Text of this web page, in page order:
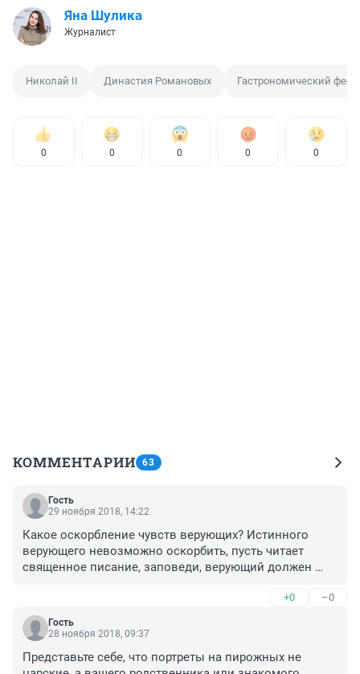
Яна Шулика
Журналист
Николай II Династия Романовых Гастрономический
0 0 0 0 0
КОММЕНТАРИИ 63
Гость
29 ноября 2018, 14:22
Какое оскорбление чувств верующих? Истинного
верующего невозможно оскорбить, пусть читает
священное писание, заповеди, верующий должен
+0 –0
Гость
28 ноября 2018, 09:37
Представьте себе, что портреты на пирожных не